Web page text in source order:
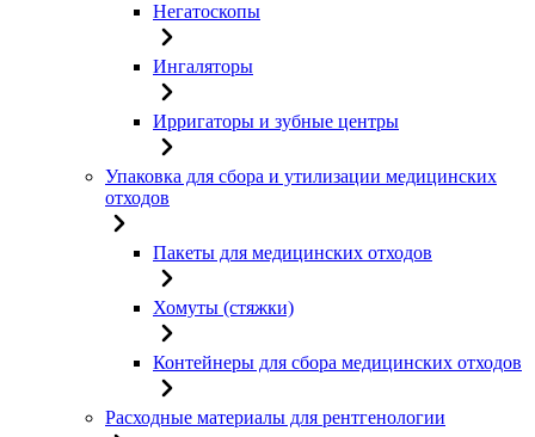
Негатоскопы
Ингаляторы
Ирригаторы и зубные центры
Упаковка для сбора и утилизации медицинских
отходов
Пакеты для медицинских отходов
Хомуты (стяжки)
Контейнеры для сбора медицинских отходов
Расходные материалы для рентгенологии